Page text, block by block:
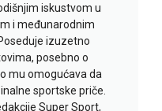
iskustvom u
i međunarodnim
izuzetno
posebno o
mu omogućava da
sportske priče.
Super Sport,